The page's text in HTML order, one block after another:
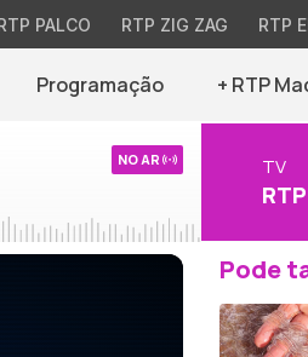
PALCO RTP ZIG ZAG RTP
Programação + RTP
NO AR TV
Pode